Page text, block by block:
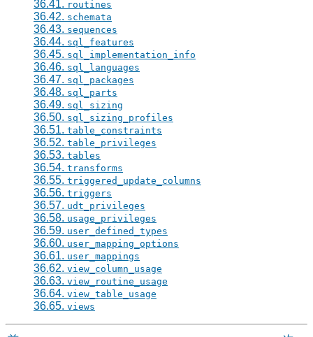
36.41. routines
36.42. schemata
36.43. sequences
36.44. sql_features
36.45. sql_implementation_info
36.46. sql_languages
36.47. sql_packages
36.48. sql_parts
36.49. sql_sizing
36.50. sql_sizing_profiles
36.51. table_constraints
36.52. table_privileges
36.53. tables
36.54. transforms
36.55. triggered_update_columns
36.56. triggers
36.57. udt_privileges
36.58. usage_privileges
36.59. user_defined_types
36.60. user_mapping_options
36.61. user_mappings
36.62. view_column_usage
36.63. view_routine_usage
36.64. view_table_usage
36.65. views